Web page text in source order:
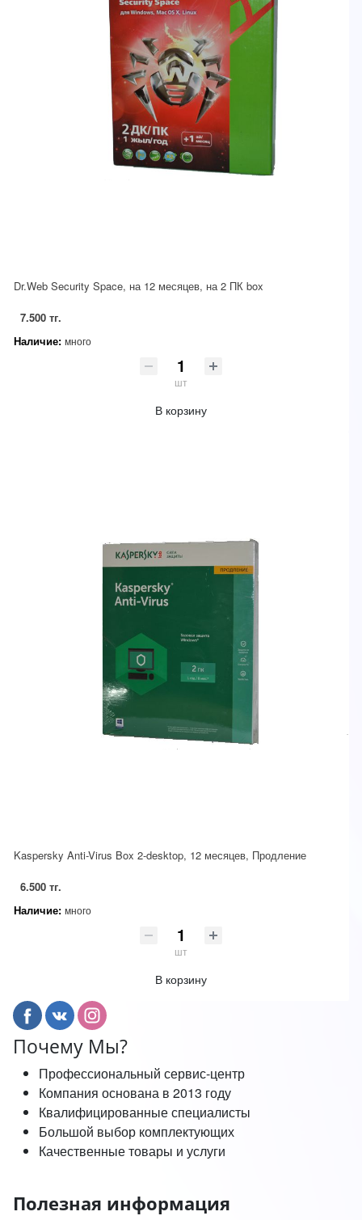
Dr.Web Security Space, на 12 месяцев, на 2 ПК box
7.500 тг.
Наличие: много
шт
В корзину
Kaspersky Anti-Virus Box 2-desktop, 12 месяцев, Продление
6.500 тг.
Наличие: много
шт
В корзину
Почему Мы?
Профессиональный сервис-центр
Компания основана в 2013 году
Квалифицированные специалисты
Большой выбор комплектующих
Качественные товары и услуги
Полезная информация